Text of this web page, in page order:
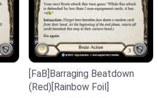
[FaB]Barraging Beatdown
(Red)[Rainbow Foil]